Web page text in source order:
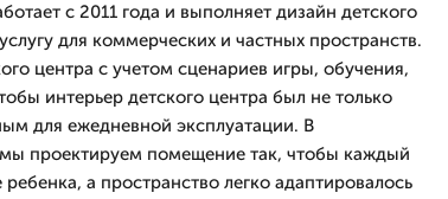
с 2011 года и выполняет дизайн детского
для коммерческих и частных пространств.
центра с учетом сценариев игры, обучения,
интерьер детского центра был не только
для ежедневной эксплуатации. В
проектируем помещение так, чтобы каждый
а пространство легко адаптировалось